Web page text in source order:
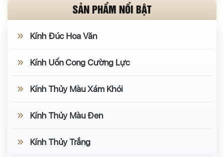
SẢN PHẨM NỔI BẬT
Kính Đúc Hoa Văn
Kính Uốn Cong Cường Lực
Kính Thủy Màu Xám Khói
Kính Thủy Màu Đen
Kính Thủy Trắng